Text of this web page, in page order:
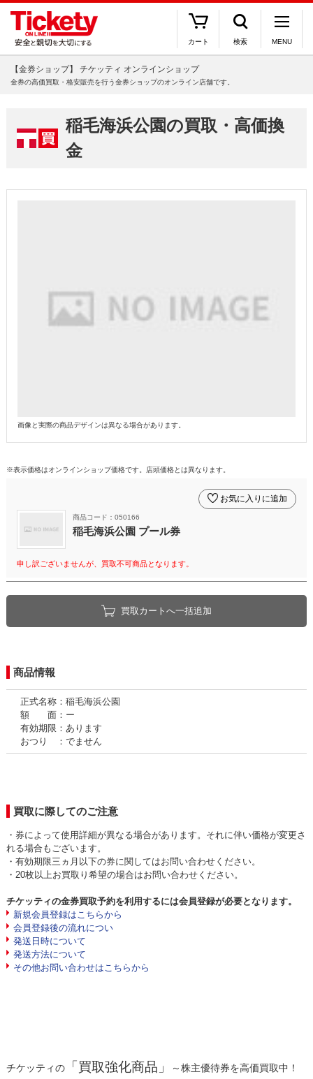
カート 検索 MENU
【金券ショップ】 チケッティ オンラインショップ
金券の高価買取・格安販売を行う金券ショップのオンライン店舗です。
稲毛海浜公園の買取・高価換
金
画像と実際の商品デザインは異なる場合があります。
※表示価格はオンラインショップ価格です。店頭価格とは異なります。
商品コード：050166
稲毛海浜公園 プール券
お気に入りに追加
申し訳ございませんが、買取不可商品となります。
買取カートへ一括追加
商品情報
正式名称：稲毛海浜公園
額 面：ー
有効期限：あります
おつり ：でません
買取に際してのご注意
・券によって使用詳細が異なる場合があります。それに伴い価格が変更さ
れる場合もございます。
・有効期限三ヵ月以下の券に関してはお問い合わせください。
・20枚以上お買取り希望の場合はお問い合わせください。
チケッティの金券買取予約を利用するには会員登録が必要となります。
新規会員登録はこちらから
会員登録後の流れについ
発送日時について
発送方法について
その他お問い合わせはこちらから
チケッティの「買取強化商品」
～株主優待券を高価買取中！